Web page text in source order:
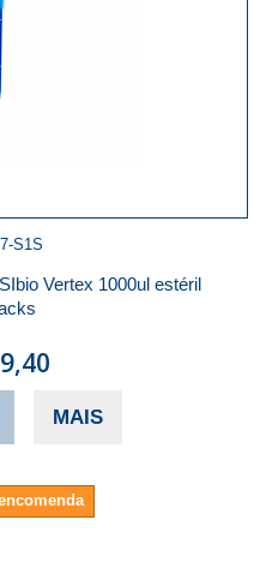
S1S
Vertex 1000ul estéril
MAIS